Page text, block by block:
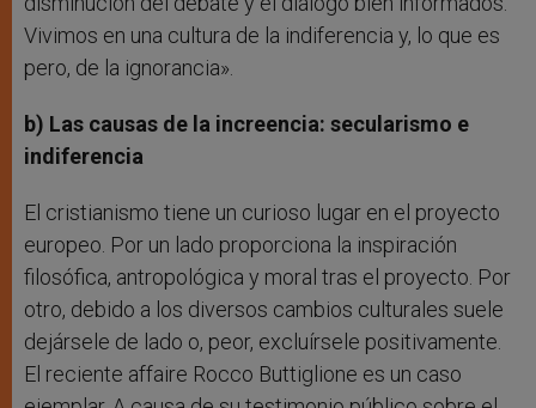
Vivimos en una cultura de la indiferencia y, lo que es
pero, de la ignorancia».
b) Las causas de la increencia: secularismo e
indiferencia
El cristianismo tiene un curioso lugar en el proyecto
europeo. Por un lado proporciona la inspiración
filosófica, antropológica y moral tras el proyecto. Por
otro, debido a los diversos cambios culturales suele
dejársele de lado o, peor, excluírsele positivamente.
El reciente affaire Rocco Buttiglione es un caso